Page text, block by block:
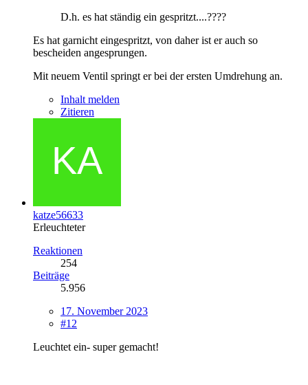
D.h. es hat ständig ein gespritzt....????
Es hat garnicht eingespritzt, von daher ist er auch so
bescheiden angesprungen.
Mit neuem Ventil springt er bei der ersten Umdrehung an.
Inhalt melden
Zitieren
katze56633
Erleuchteter
Reaktionen
254
Beiträge
5.956
17. November 2023
#12
Leuchtet ein- super gemacht!